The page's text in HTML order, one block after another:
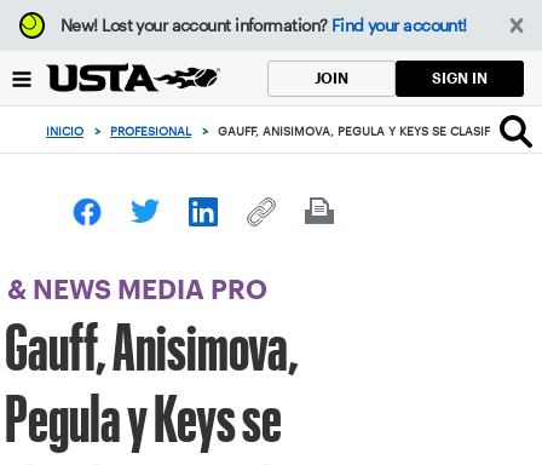
Enfoque
desde
botón
volver
principio
New!Lost your account information? Find your account!
JOIN SIGN IN
INICIO > PROFESIONAL > GAUFF, ANISIMOVA, PEGULA Y KEYS SE CLASIFICAN
& NEWS MEDIA PRO
Gauff, Anisimova,
Pegula y Keys se